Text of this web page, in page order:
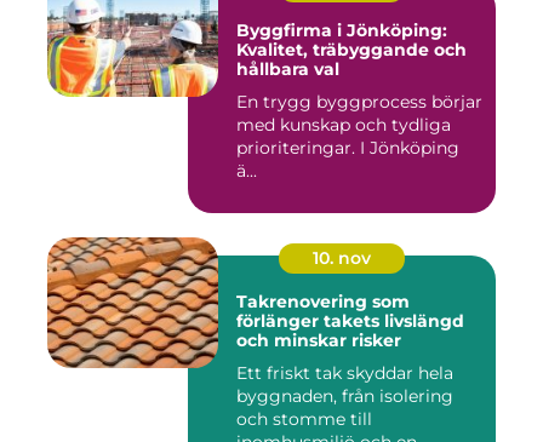
Byggfirma i Jönköping:
Kvalitet, träbyggande och
hållbara val
En trygg byggprocess börjar
med kunskap och tydliga
prioriteringar. I Jönköping
ä...
10. nov
Takrenovering som
förlänger takets livslängd
och minskar risker
Ett friskt tak skyddar hela
byggnaden, från isolering
och stomme till